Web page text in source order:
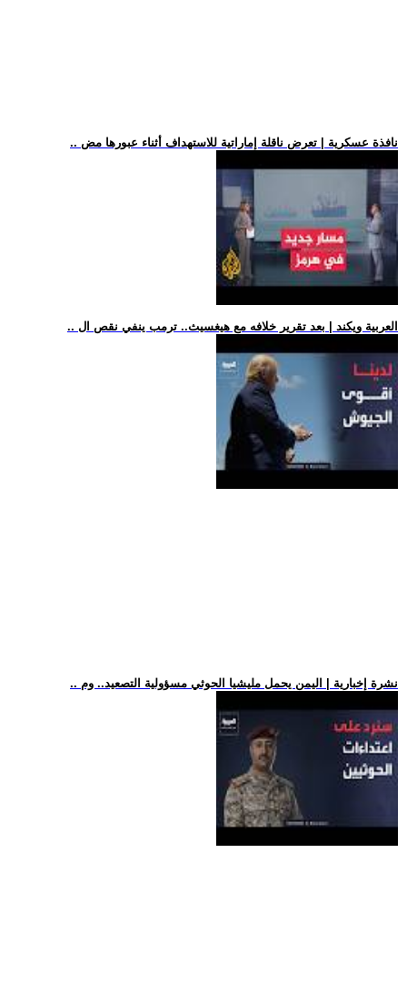
.. نافذة عسكرية | تعرض ناقلة إماراتية للاستهداف أثناء عبورها مض
.. العربية ويكند | بعد تقرير خلافه مع هيغسيث.. ترمب ينفي نقص ال
.. نشرة إخبارية | اليمن يحمل مليشيا الحوثي مسؤولية التصعيد.. وم